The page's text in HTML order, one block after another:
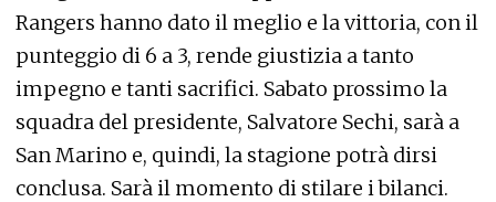
Rangers hanno dato il meglio e la vittoria, con il
punteggio di 6 a 3, rende giustizia a tanto
impegno e tanti sacrifici. Sabato prossimo la
squadra del presidente, Salvatore Sechi, sarà a
San Marino e, quindi, la stagione potrà dirsi
conclusa. Sarà il momento di stilare i bilanci.